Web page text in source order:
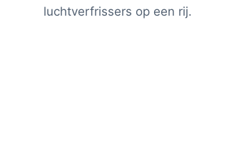
luchtverfrissers op een rij.